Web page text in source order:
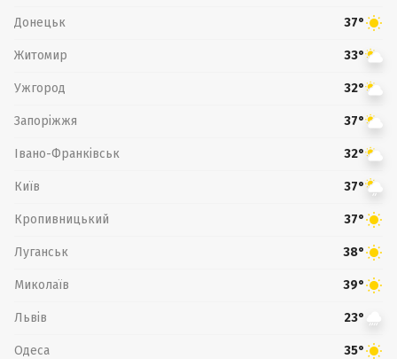
Донецьк 37°
Житомир 33°
Ужгород 32°
Запоріжжя 37°
Івано-Франківськ 32°
Київ 37°
Кропивницький 37°
Луганськ 38°
Миколаїв 39°
Львів 23°
Одеса 35°